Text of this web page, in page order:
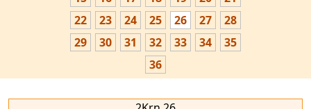
22
23 24 25 26 27
28
29
30 31 32 33 34
35
36